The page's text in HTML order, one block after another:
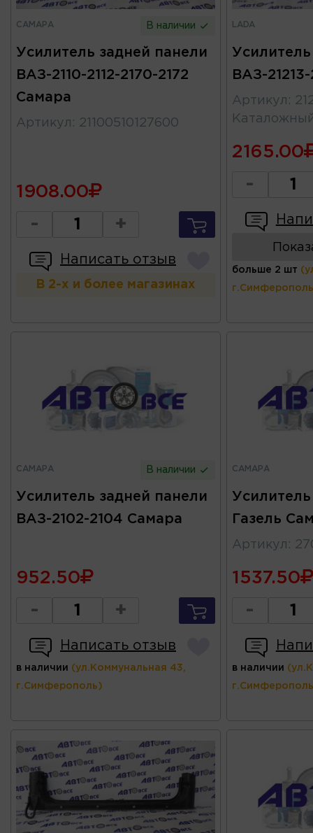
САМАРА В наличии
Усилитель задней панели
ВАЗ-2110-2112-2170-2172
Самара
Артикул : 21100510127600
1908.00
- +
Написать отзыв
В 2-х и более магазинах
LADA
ВАЗ-
Артикул :
2165.00
-
больше 2 шт
САМАРА В наличии
Усилитель задней панели
ВАЗ-2102-2104 Самара
952.50
- +
Написать отзыв
в наличии (ул.Коммунальная 43,
г.Симферополь)
САМАРА
Газель
Артикул :
1537.50
-
в наличии